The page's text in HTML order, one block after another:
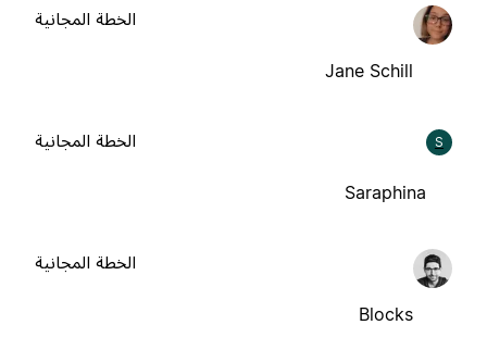
Jane Schill
الخطة المجانية
Saraphina
الخطة المجانية
Blocks
الخطة المجانية